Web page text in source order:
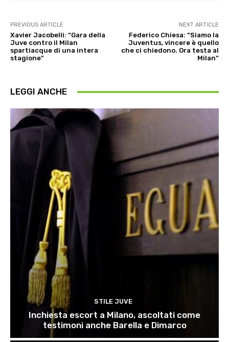
PREVIOUS ARTICLE
Xavier Jacobelli: “Gara della
Juve contro il Milan
spartiacque di una intera
stagione”
NEXT ARTICLE
Federico Chiesa: “Siamo la
Juventus, vincere è quello
che ci chiedono. Ora testa al
Milan”
LEGGI ANCHE
STILE JUVE
Inchiesta escort a Milano, ascoltati come
testimoni anche Barella e Dimarco